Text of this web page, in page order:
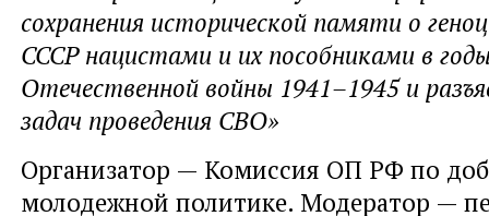
сохранения исторической памяти о
СССР нацистами и их пособниками в
Отечественной войны 1941–1945 и
задач проведения СВО»
Организатор — Комиссия ОП РФ по
молодежной политике. Модератор —